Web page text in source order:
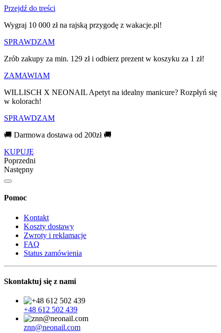
Przejdź do treści
Wygraj 10 000 zł na rajską przygodę z wakacje.pl!​
SPRAWDZAM
Zrób zakupy za min. 129 zł i odbierz prezent w koszyku za 1 zł!
ZAMAWIAM
WILLISCH X NEONAIL Apetyt na idealny manicure? Rozpłyń się
w kolorach!
SPRAWDZAM
🚚 Darmowa dostawa od 200zł 🚚
KUPUJĘ
Poprzedni
Następny
Pomoc
Kontakt
Koszty dostawy
Zwroty i reklamacje
FAQ
Status zamówienia
Skontaktuj się z nami
+48 612 502 439
znn@neonail.com